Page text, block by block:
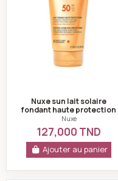
Nuxe sun lait solaire
fondant haute protection
spf50+ 150ml
Nuxe
127,000 TND
Ajouter au panier